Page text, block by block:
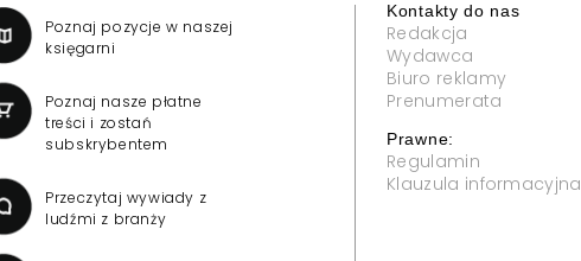
Poznaj pozycje w naszej
księgarni
Poznaj nasze płatne
treści i zostań
subskrybentem
Przeczytaj wywiady z
ludźmi z branży
Kontakty do nas
Redakcja
Wydawca
Biuro reklamy
Prenumerata
Prawne:
Regulamin
Klauzula informacyjna